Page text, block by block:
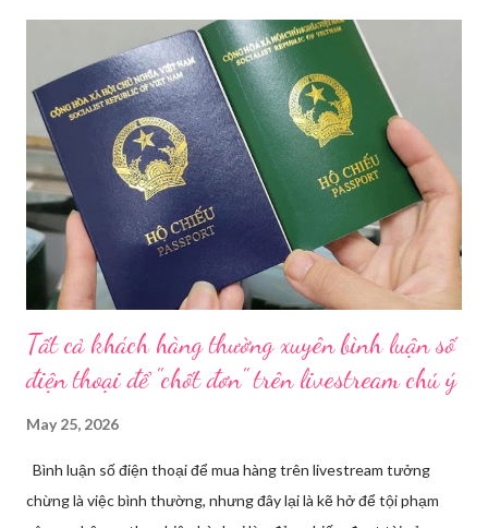
trạng kinh doanh mỹ phẩm thật - giả lẫn lộn. Để chấn chỉnh, Sở Y
tế TP HCM sẽ phối hợp với các sở, ngành và chính quyền địa
phương tăng cường kiểm tra, giám sát. Đợt này, Phòng Nghiệp
vụ Dược sẽ tham mưu Giám đốc Sở Y tế thành lập Tổ công tác
về mỹ phẩm. Cơ quan Cảnh sát điều tra Công an TP HCM vừa
triệt phá đường dây sản xuất, buôn bán mỹ phẩm giả quy mô
lớn, hoạt động tinh vi ngay giữa khu dân cư ở phường Tân Tạo.
Bên cạnh đó, Sở Y tế sẽ công khai danh ...
Tất cả khách hàng thường xuyên bình luận số
điện thoại để "chốt đơn" trên livestream chú ý
May 25, 2026
Bình luận số điện thoại để mua hàng trên livestream tưởng
chừng là việc bình thường, nhưng đây lại là kẽ hở để tội phạm